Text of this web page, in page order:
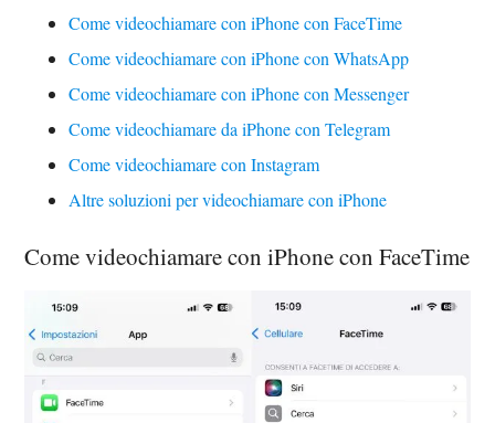
Come videochiamare con iPhone con FaceTime
Come videochiamare con iPhone con WhatsApp
Come videochiamare con iPhone con Messenger
Come videochiamare da iPhone con Telegram
Come videochiamare con Instagram
Altre soluzioni per videochiamare con iPhone
Come videochiamare con iPhone con FaceTime